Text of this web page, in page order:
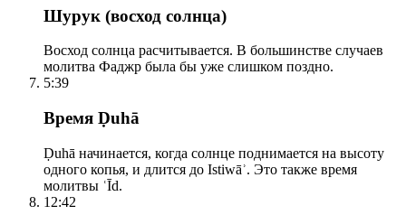
Шурук (восход солнца)
Восход солнца расчитывается. В большинстве случаев
молитва Фаджр была бы уже слишком поздно.
5:39
Время Ḍuhā
Ḍuhā начинается, когда солнце поднимается на высоту
одного копья, и длится до Istiwāʾ. Это также время
молитвы ʿĪd.
12:42